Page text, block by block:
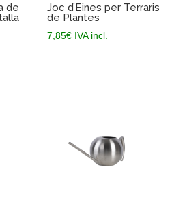
de
Joc d’Eines per Terraris
de Plantes
7,85€ IVA incl.